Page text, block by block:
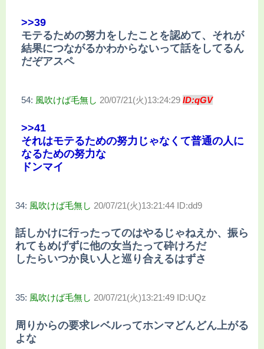
>>39
モテるための努力をしたことを認めて、それが
結果につながるかわからないって話をしてるん
だぞアスペ
54: 風吹けば毛無し 20/07/21(火)13:24:29 ID:qGV
>>41
それはモテるための努力じゃなくて普通の人に
なるための努力な
ドンマイ
34: 風吹けば毛無し 20/07/21(火)13:21:44 ID:dd9
話しかけに行ったってのはやるじゃねえか、振ら
れてもめげずに他の女当たって砕けろだ
したらいつか良い人と巡り合えるはずさ
35: 風吹けば毛無し 20/07/21(火)13:21:49 ID:UQz
周りからの要求レベルってホンマどんどん上がる
よな